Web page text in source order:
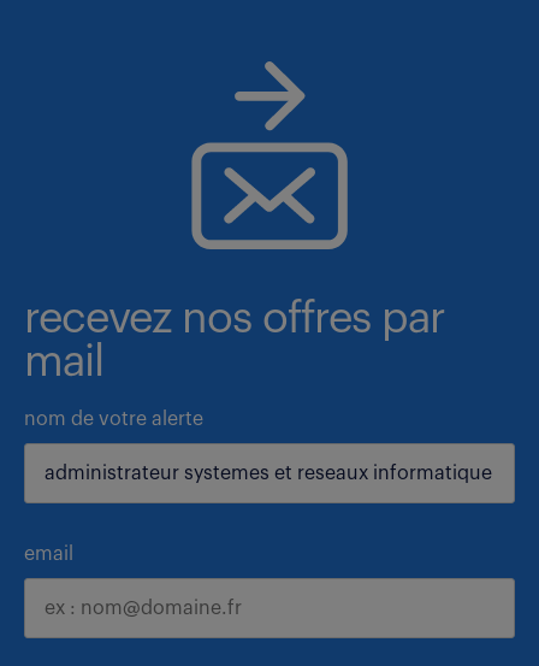
recevez nos offres par
mail
nom de votre alerte
email